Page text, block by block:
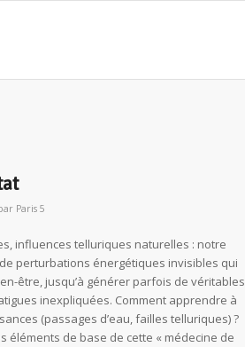
Paris 5
influences telluriques naturelles : notre
perturbations énergétiques invisibles qui
être, jusqu’à générer parfois de véritables
inexpliquées. Comment apprendre à
(passages d’eau, failles telluriques) ?
éléments de base de cette « médecine de